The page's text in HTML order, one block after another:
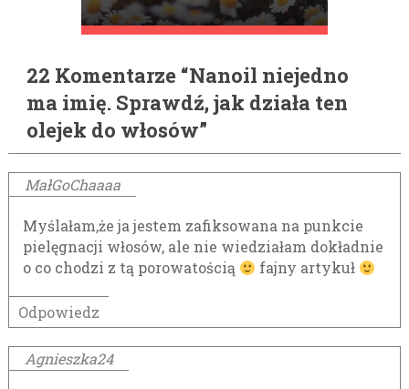
22 Komentarze “Nanoil niejedno
ma imię. Sprawdź, jak działa ten
olejek do włosów”
MałGoChaaaa
Myślałam,że ja jestem zafiksowana na punkcie
pielęgnacji włosów, ale nie wiedziałam dokładnie
o co chodzi z tą porowatością
fajny artykuł
Odpowiedz
Agnieszka24